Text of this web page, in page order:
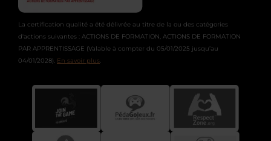
La certification qualité a été délivrée au titre de la ou des catégories
d'actions suivantes : ACTIONS DE FORMATION, ACTIONS DE FORMATION
PAR APPRENTISSAGE (Valable à compter du 05/01/2025 jusqu’au
04/01/2028). En savoir plus.